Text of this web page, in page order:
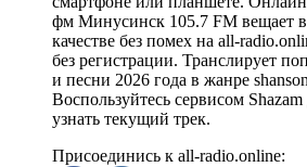
фм Минусинск 105.7 FM вещает
качестве без помех на all-
без регистрации. Транслирует
и песни 2026 года в жанре
Воспользуйтесь сервисом
узнать текущий трек.
Присоединись к all-radio.online: